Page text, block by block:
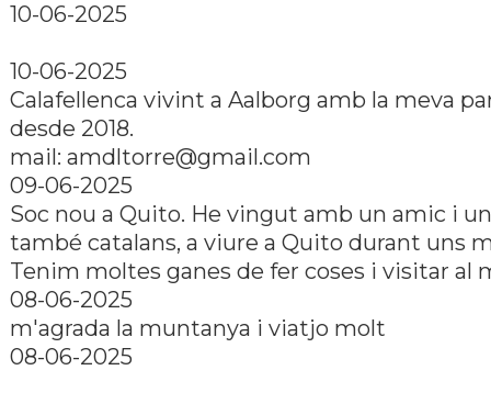
10-06-2025
10-06-2025
Calafellenca vivint a Aalborg amb la meva
desde 2018.
mail: amdltorre@gmail.com
09-06-2025
Soc nou a Quito. He vingut amb un amic i
també catalans, a viure a Quito durant uns
Tenim moltes ganes de fer coses i visitar al
08-06-2025
m'agrada la muntanya i viatjo molt
08-06-2025